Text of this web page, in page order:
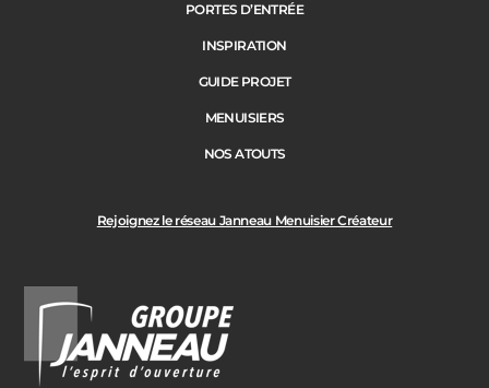
Rejoignez le réseau Janneau Menuisier Créateur
PORTES D’ENTRÉE
INSPIRATION
GUIDE PROJET
MENUISIERS
NOS ATOUTS